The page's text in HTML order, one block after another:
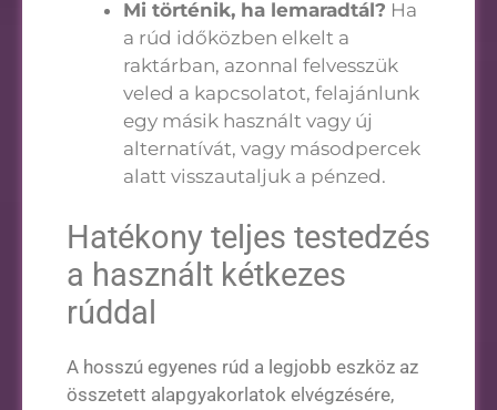
Mi történik, ha lemaradtál? Ha
a rúd időközben elkelt a
raktárban, azonnal felvesszük
veled a kapcsolatot, felajánlunk
egy másik használt vagy új
alternatívát, vagy másodpercek
alatt visszautaljuk a pénzed.
Hatékony teljes testedzés
a használt kétkezes
rúddal
A hosszú egyenes rúd a legjobb eszköz az
összetett alapgyakorlatok elvégzésére,